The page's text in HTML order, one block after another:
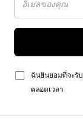
ฉันยินยอมที่จะรั
ตลอดเวลา